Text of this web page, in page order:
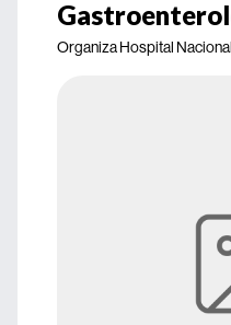
Organiza Hospital